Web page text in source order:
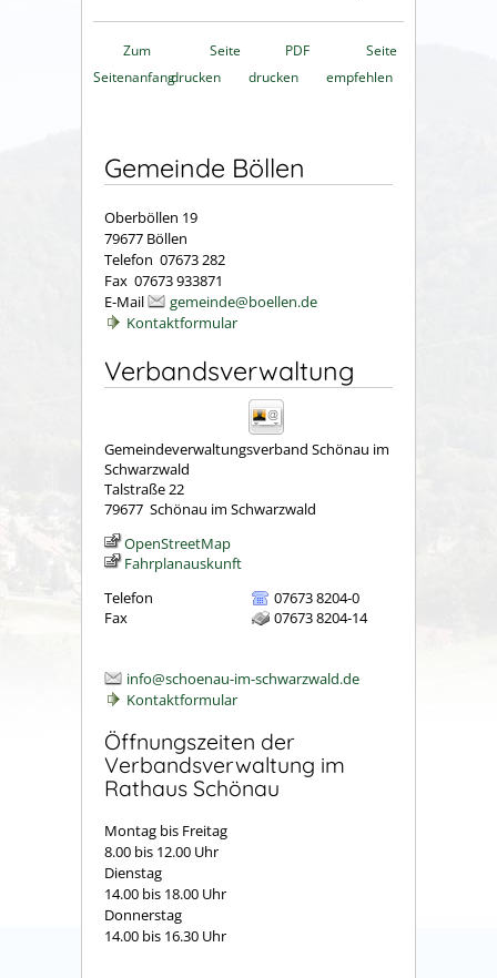
Zum
Seitenanfang
Seite
drucken
PDF
drucken
Seite
empfehlen
Gemeinde Böllen
Oberböllen 19
79677 Böllen
Telefon 07673 282
Fax 07673 933871
E-Mail
gemeinde@boellen.de
Kontaktformular
Verbandsverwaltung
Gemeindeverwaltungsverband Schönau im
Schwarzwald
Talstraße 22
79677 Schönau im Schwarzwald
OpenStreetMap
Fahrplanauskunft
Telefon
07673 8204-0
Fax
07673 8204-14
info@schoenau-im-schwarzwald.de
Kontaktformular
Öffnungszeiten der
Verbandsverwaltung im
Rathaus Schönau
Montag bis Freitag
8.00 bis 12.00 Uhr
Dienstag
14.00 bis 18.00 Uhr
Donnerstag
14.00 bis 16.30 Uhr